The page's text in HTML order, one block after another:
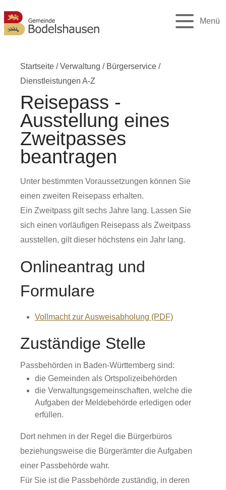
Menü
Startseite /Verwaltung / Bürgerservice /
Dienstleistungen A-Z
Reisepass -
Ausstellung eines
Zweitpasses
beantragen
Unter bestimmten Voraussetzungen können Sie
einen zweiten Reisepass erhalten.
Ein Zweitpass gilt sechs Jahre lang. Lassen Sie
sich einen vorläufigen Reisepass als Zweitpass
ausstellen, gilt dieser höchstens ein Jahr lang.
Onlineantrag und
Formulare
Vollmacht zur Ausweisabholung (PDF)
Zuständige Stelle
Passbehörden in Baden-Württemberg sind:
die Gemeinden als Ortspolizeibehörden
die Verwaltungsgemeinschaften, welche die
Aufgaben der Meldebehörde erledigen oder
erfüllen.
Dort nehmen in der Regel die Bürgerbüros
beziehungsweise die Bürgerämter die Aufgaben
einer Passbehörde wahr.
Für Sie ist die Passbehörde zuständig, in deren